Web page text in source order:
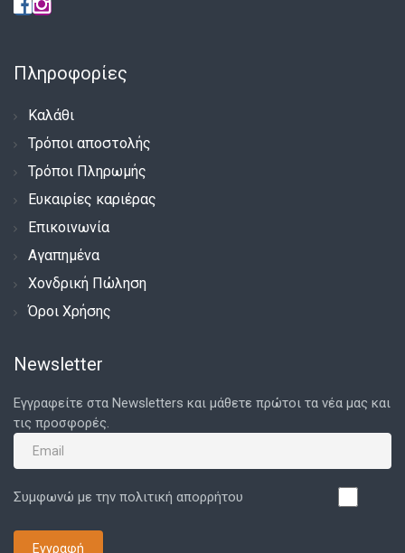
Πληροφορίες
Καλάθι
Τρόποι αποστολής
Τρόποι Πληρωμής
Ευκαιρίες καριέρας
Επικοινωνία
Αγαπημένα
Χονδρική Πώληση
Όροι Χρήσης
Newsletter
Εγγραφείτε στα Newsletters και μάθετε πρώτοι τα νέα μας και
τις προσφορές.
Συμφωνώ με την πολιτική απορρήτου
Εγγραφή